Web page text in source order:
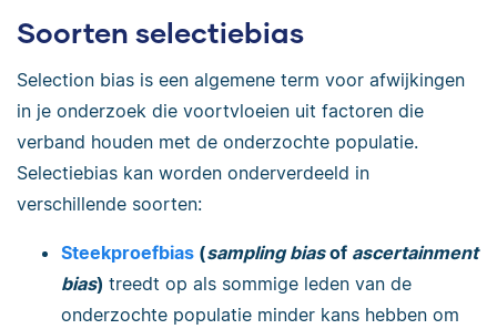
Soorten selectiebias
Selection bias is een algemene term voor afwijkingen
in je onderzoek die voortvloeien uit factoren die
verband houden met de onderzochte populatie.
Selectiebias kan worden onderverdeeld in
verschillende soorten:
Steekproefbias (sampling biasof ascertainment
bias) treedt op als sommige leden van de
onderzochte populatie minder kans hebben om